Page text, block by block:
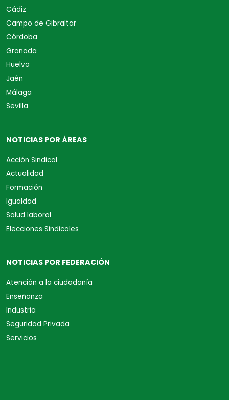
Cádiz
Campo de Gibraltar
Córdoba
Granada
Huelva
Jaén
Málaga
Sevilla
NOTICIAS POR ÁREAS
Acción Sindical
Actualidad
Formación
Igualdad
Salud laboral
Elecciones Sindicales
NOTICIAS POR FEDERACIÓN
Atención a la ciudadanía
Enseñanza
Industria
Seguridad Privada
Servicios